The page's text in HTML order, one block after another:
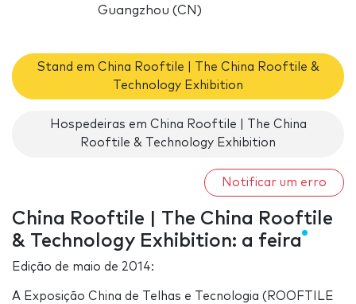
Guangzhou (CN)
Stand em China Rooftile | The China Rooftile &
Technology Exhibition
Hospedeiras em China Rooftile | The China
Rooftile & Technology Exhibition
Notificar um erro
China Rooftile | The China Rooftile
& Technology Exhibition: a feira
Edição de maio de 2014:
A Exposição China de Telhas e Tecnologia (ROOFTILE